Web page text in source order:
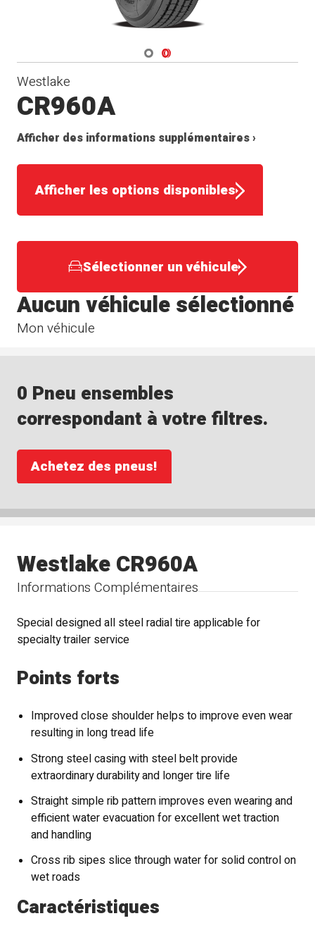
Navigate 1
Navigate 2
Westlake
CR960A
Afficher des informations supplémentaires ›
Afficher les options disponibles
Sélectionner un véhicule
Mon véhicule
Aucun véhicule sélectionné
0 Pneu ensembles
correspondant à votre filtres.
Achetez des pneus!
Informations Complémentaires
Westlake CR960A
Special designed all steel radial tire applicable for
specialty trailer service
Points forts
Improved close shoulder helps to improve even wear
resulting in long tread life
Strong steel casing with steel belt provide
extraordinary durability and longer tire life
Straight simple rib pattern improves even wearing and
efficient water evacuation for excellent wet traction
and handling
Cross rib sipes slice through water for solid control on
wet roads
Caractéristiques